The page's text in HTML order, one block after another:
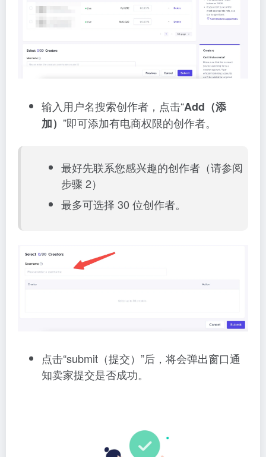
输入用户名搜索创作者，点击“Add（添
加） ”即可添加有电商权限的创作者。
最好先联系您感兴趣的创作者（请参阅
步骤 2）
最多可选择 30 位创作者。
点击“submit（提交）”后，将会弹出窗口通
知卖家提交是否成功。